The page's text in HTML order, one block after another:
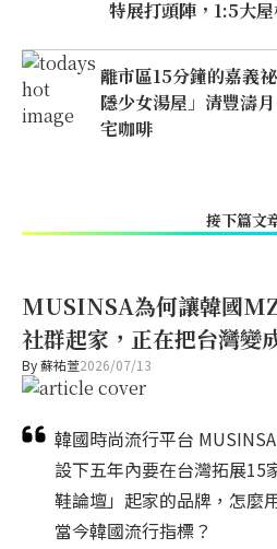
特展打頭陣，1:5大
離市區15分鐘的嘉義
隱少女湯屋」清豐濤
宅咖啡
接下篇文
MUSINSA為何讓韓國
社群起家，正在把台灣變
By蘇祐萱2026/07/13
韓國時尚流行平台
設下五年內要在台灣拓展15
鞋論壇」起家的品牌，怎麼
當今韓國流行指標？